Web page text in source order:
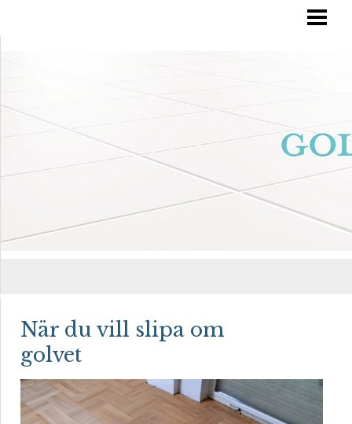
MÅLA TRÄGOLV
När du vill slipa om
golvet